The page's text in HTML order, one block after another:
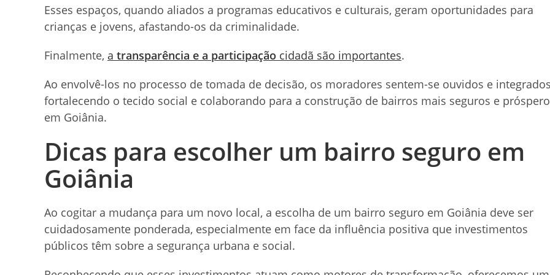
Esses espaços, quando aliados a programas educativos e culturais, geram oportunidades para
crianças e jovens, afastando-os da criminalidade.
Finalmente, a transparência e a participação cidadã são importantes.
Ao envolvê-los no processo de tomada de decisão, os moradores sentem-se ouvidos e
fortalecendo o tecido social e colaborando para a construção de bairros mais seguros e
em Goiânia.
Dicas para escolher um bairro seguro em
Goiânia
Ao cogitar a mudança para um novo local, a escolha de um bairro seguro em Goiânia deve ser
cuidadosamente ponderada, especialmente em face da influência positiva que investimentos
públicos têm sobre a segurança urbana e social.